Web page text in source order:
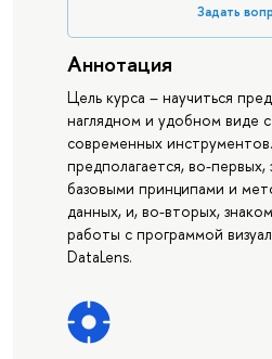
Задать
Аннотация
Цель курса – научиться
наглядном и удобном виде
современных
предполагается, во-первых,
базовыми принципами и
данных, и, во-вторых,
работы с программой
DataLens.